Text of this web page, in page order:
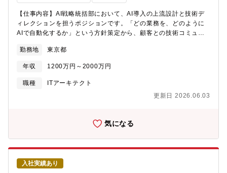
ィスの収集・整理を通して知見の共有やブラッシュアップを実施
する。・また、必要なITツール・デバイスについて、開発・運用
チームの現場に落とし込めるよう導入推進を行い、運用を監督す
ト・育成を行い、チーム全体の成果向上に貢献する。【ＹＫＫ Ａ
の競争力強化のため、インフラ・アプリのグローバル標準化と強
化や業務フローの改善をしつつ、「AI」や「ロボット」、「5G」
等のデジタル技術を活用して業務の自動化・効率化を進めていき
務（リモートワーク）が主流、週一出社を想定しております。※
123日・全社の平均残業時間は月22.1H・有給取得日数は平均12.9
【仕事内容】AI戦略統括部において、AI導入の上流設計と技術デ
ィレクションを担うポジションです。「どの業務を、どのように
AIで自動化するか」という方針策定から、顧客との技術コミュニ
ます。自ら手を動かすのは技術的に難易度の高い案件に限定さ
れ、通常はエンジニアに対する仮説設定・設計レビュー・タスク
指示が中心です。AI戦略統括部の技術面の中核として、AI導入の
質とスピードを決定づけるポジションです。【具体的な業務内
かの方針策定）■顧客との技術コミュニケーション（実現可能性の
レクション（仮説設定、設計レビュー、タスク指示）■高難易度案
件における実装・技術的問題解決■AIPMと連携した開発見積も
り・スケジュール策定■AIにおける技術選定、アーキテクチャ設
計、中長期の技術戦略の策定■モデル品質、運用品質の継続的なモ
ニタリングと改善※ステークホルダー：AI戦略統括部 部長、
AIPM、AIエンジニア、営業【組織構成】AI戦略統括部・部長：1
勤務地 東京都
年収 1200万円～2000万円
職種
ITアーキテクト
更新日 2026.06.03
気になる
入社実績あり